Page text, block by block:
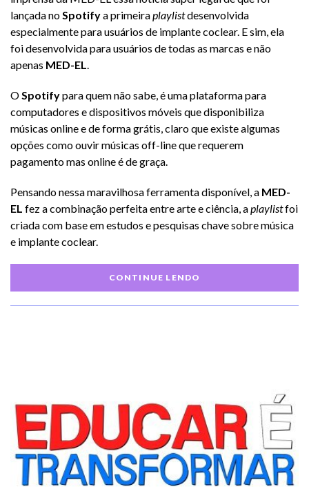
lançada noSpotifya primeiraplaylistdesenvolvida
especialmente para usuários de implante coclear. E sim, ela
foi desenvolvida para usuários de todas as marcas e não
apenas MED-EL.
OSpotifypara quem não sabe, é uma plataforma para
computadores e dispositivos móveis que disponibiliza
músicas online e de forma grátis, claro que existe algumas
opções como ouvir músicas off-line que requerem
pagamento mas online é de graça.
Pensando nessa maravilhosa ferramenta disponível, a MED-
EL fez a combinação perfeita entre arte e ciência, aplaylistfoi
criada com base em estudos e pesquisas chave sobre música
e implante coclear.
CONTINUE LENDO